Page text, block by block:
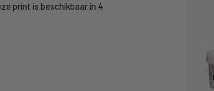
print is beschikbaar in 4